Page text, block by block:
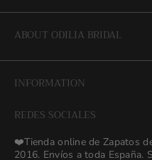
REDES SOCIALES
❤️Tienda online de Zapatos
2016. Envíos a toda España.
ABOUT ODILIA BRIDAL
Search
INFORMATION
⭐ Opiniones de Nuestras
💒 Novias Reales 💍✨